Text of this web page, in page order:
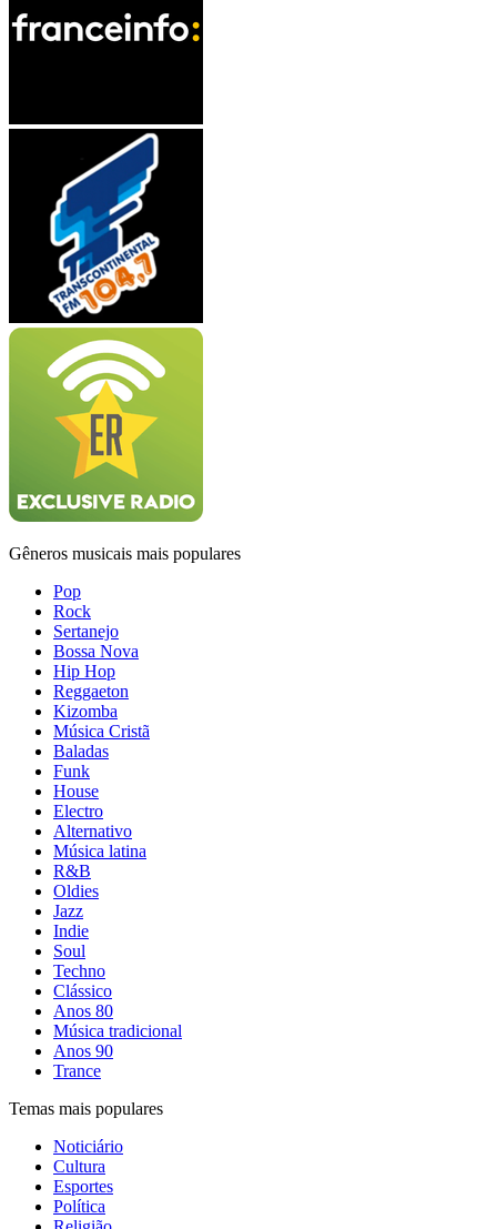
Gêneros musicais mais populares
Pop
Rock
Sertanejo
Bossa Nova
Hip Hop
Reggaeton
Kizomba
Música Cristã
Baladas
Funk
House
Electro
Alternativo
Música latina
R&B
Oldies
Jazz
Indie
Soul
Techno
Clássico
Anos 80
Música tradicional
Anos 90
Trance
Temas mais populares
Noticiário
Cultura
Esportes
Política